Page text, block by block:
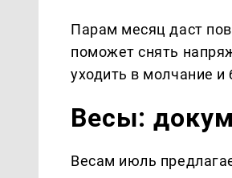
Парам месяц даст
поможет снять
уходить в молчание
Весы:
Весам июль